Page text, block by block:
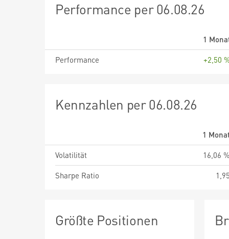
Performance per 06.08.26
1
Performance
+2,50
Kennzahlen per 06.08.26
1
Volatilität
16,06
Sharpe Ratio
Größte Positionen